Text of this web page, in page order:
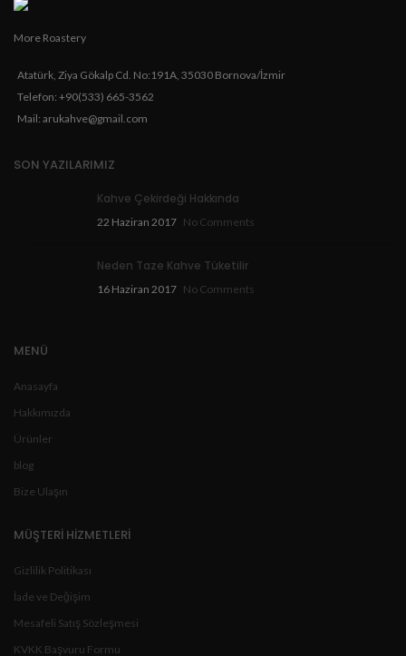
More Roastery
Atatürk, Ziya Gökalp Cd. No:191A, 35030 Bornova/İzmir
Telefon: +90(533) 665-3562
Mail: arukahve@gmail.com
SON YAZILARIMIZ
Kahve Çekirdeği Hakkında
22 Haziran 2017 No Comments
Neden Taze Kahve Tüketilir
16 Haziran 2017 No Comments
MENÜ
Anasayfa
Hakkımızda
Ürünler
blog
Bize Ulaşın
MÜŞTERİ HİZMETLERİ
Gizlilik Politikası
İade ve Değişim
Mesafeli Satış Sözleşmesi
KVKK Başvuru Formu